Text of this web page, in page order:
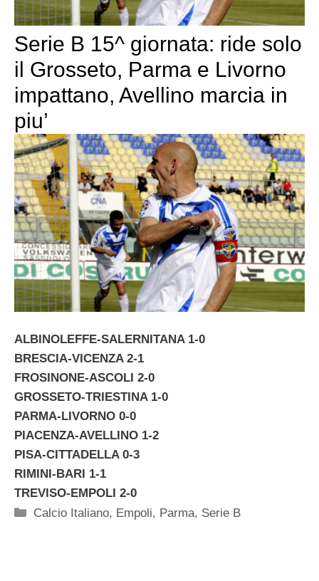
Serie B 15^ giornata: ride solo
il Grosseto, Parma e Livorno
impattano, Avellino marcia in
piu’
ALBINOLEFFE-SALERNITANA 1-0
BRESCIA-VICENZA 2-1
FROSINONE-ASCOLI 2-0
GROSSETO-TRIESTINA 1-0
PARMA-LIVORNO 0-0
PIACENZA-AVELLINO 1-2
PISA-CITTADELLA 0-3
RIMINI-BARI 1-1
TREVISO-EMPOLI 2-0
Categorie
Calcio Italiano, Empoli, Parma, Serie B